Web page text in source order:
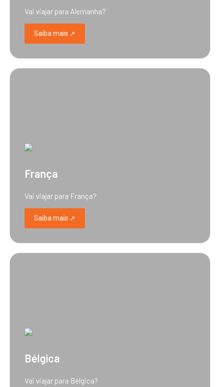
Vai viajar para Alemanha?
Saiba mais ➚
França
Vai viajar para França?
Saiba mais ➚
Bélgica
Vai viajar para Bélgica?